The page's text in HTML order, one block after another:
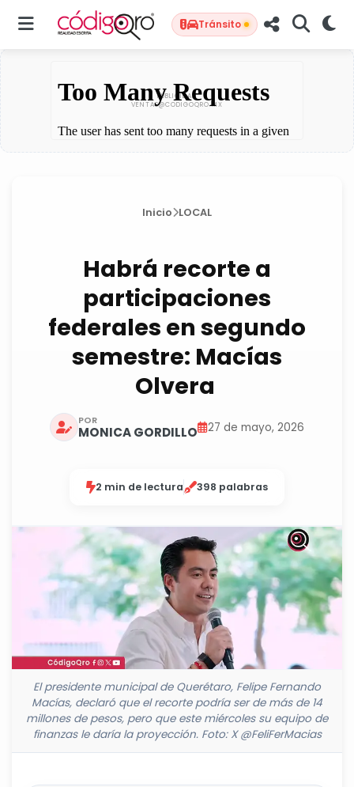
Tránsito
Inicio LOCAL
Habrá recorte a
participaciones
federales en segundo
semestre: Macías
Olvera
POR
MONICA GORDILLO 27 de mayo, 2026
2 min de lectura 398 palabras
El presidente municipal de Querétaro, Felipe Fernando
Macías, declaró que el recorte podría ser de más de 14
millones de pesos, pero que este miércoles su equipo de
finanzas le daría la proyección. Foto: X @FeliFerMacias